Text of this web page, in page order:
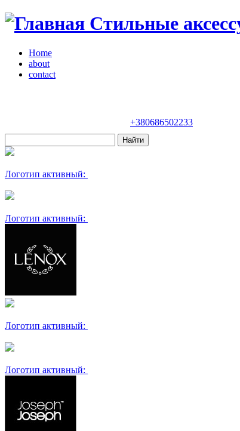
Стильные
Home
about
contact
+380686502233
Логотип активный:
Логотип активный:
Логотип активный:
Логотип активный: